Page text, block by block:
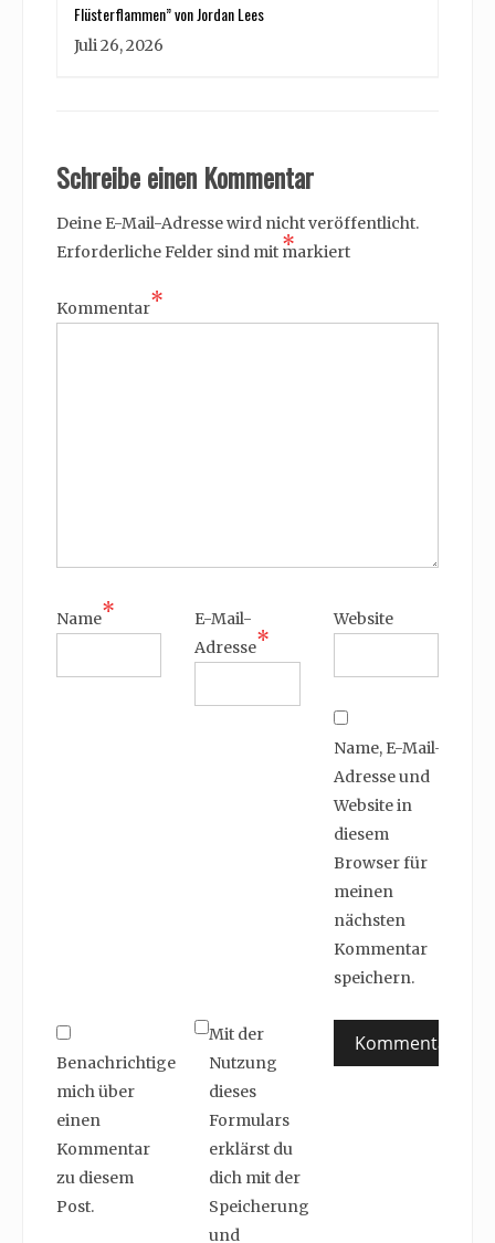
Flüsterflammen” von Jordan Lees
Juli 26, 2026
Schreibe einen Kommentar
Deine E-Mail-Adresse wird nicht veröffentlicht.
Erforderliche Felder sind mit *
markiert
Kommentar*
Name*
E-Mail-
Adresse*
Website
Name, E-Mail-
Adresse und
Website in
diesem
Browser für
meinen
nächsten
Kommentar
speichern.
Benachrichtige
mich über
einen
Kommentar
zu diesem
Post.
Mit der
Nutzung
dieses
Formulars
erklärst du
dich mit der
Speicherung
und